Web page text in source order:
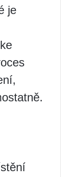
je